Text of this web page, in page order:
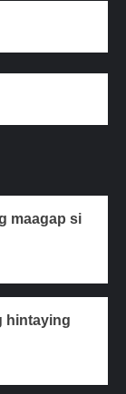
maagap si
hintaying